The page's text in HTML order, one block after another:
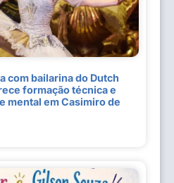
com bailarina do Dutch
formação técnica e
mental em Casimiro de